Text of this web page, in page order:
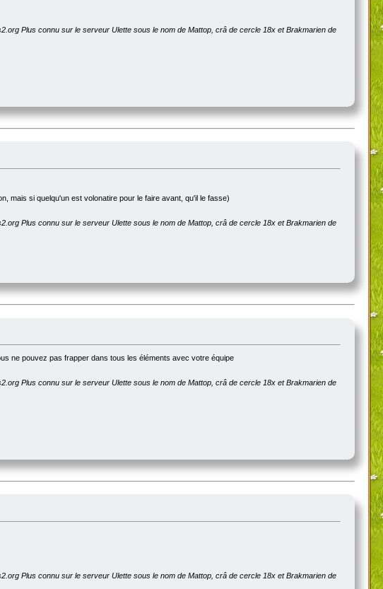
Plus connu sur le serveur Ulette sous le nom de Mattop, crâ de cercle 18x et Brakmarien de
mais si quelqu'un est volonatire pour le faire avant, qu'il le fasse)
Plus connu sur le serveur Ulette sous le nom de Mattop, crâ de cercle 18x et Brakmarien de
ne pouvez pas frapper dans tous les éléments avec votre équipe
Plus connu sur le serveur Ulette sous le nom de Mattop, crâ de cercle 18x et Brakmarien de
Plus connu sur le serveur Ulette sous le nom de Mattop, crâ de cercle 18x et Brakmarien de